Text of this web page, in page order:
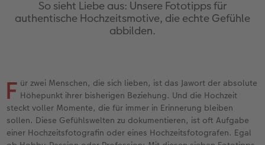
Jahrbuch gestalten
CEWE FOTOBUCH Kids
Schuber
Designvorlagen
Bilderboxen
Premium Poster
Fotosticker
Fotosets
Fotocollage
Photo Streetmap Poster
Alu-Dibond
Foto auf Holz
Dankeskarten Kommunion
Dankeskarten
Weitere Anlässe
Papierqualitäten
Textilien
Schule & Büro
Art Prints
Handyhüllen
Wandkalender mit Design
NEU: Wandkalender Fineline
Neuheiten
Extras
Max Case
Smartflip
Cardholder
CEWE myPhotos
nachhaltiger Schenken
Danke sagen
Geburtstagsgeschenke
Kundenbeispiele
Liebe schenken
Fototipps
Anleitungen und Hilfe
Hochzeit
So sieht Liebe aus: Unsere Fototipps für
authentische Hochzeitsmotive, die echte Gefühle
abbilden.
F ür zwei Menschen, die sich lieben, ist das Jawort der absolute
Höhepunkt ihrer bisherigen Beziehung. Und die Hochzeit
steckt voller Momente, die für immer in Erinnerung bleiben
sollen. Diese Gefühlswelten zu dokumentieren, ist oft Aufgabe
einer Hochzeitsfotografin oder eines Hochzeitsfotografen. Egal